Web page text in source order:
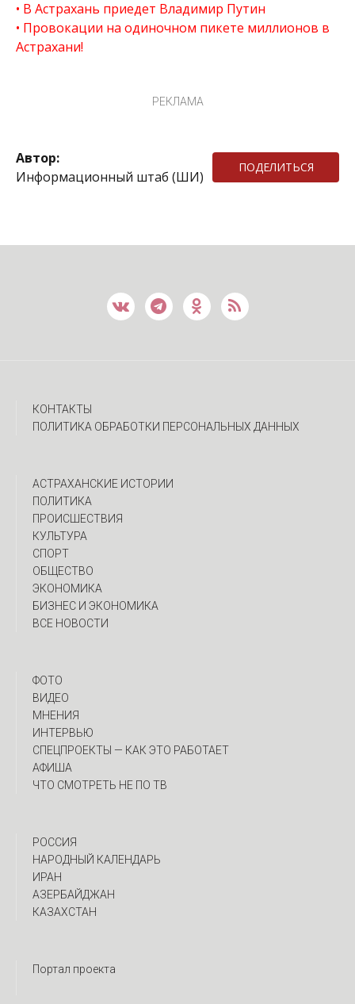
В Астрахань приедет Владимир Путин
Провокации на одиночном пикете миллионов в
Астрахани!
РЕКЛАМА
Автор:
Информационный штаб (ШИ)
ПОДЕЛИТЬСЯ
КОНТАКТЫ
ПОЛИТИКА ОБРАБОТКИ ПЕРСОНАЛЬНЫХ ДАННЫХ
АСТРАХАНСКИЕ ИСТОРИИ
ПОЛИТИКА
ПРОИСШЕСТВИЯ
КУЛЬТУРА
СПОРТ
ОБЩЕСТВО
ЭКОНОМИКА
БИЗНЕС И ЭКОНОМИКА
ВСЕ НОВОСТИ
ФОТО
ВИДЕО
МНЕНИЯ
ИНТЕРВЬЮ
CПЕЦПРОЕКТЫ — КАК ЭТО РАБОТАЕТ
АФИША
ЧТО СМОТРЕТЬ НЕ ПО ТВ
РОССИЯ
НАРОДНЫЙ КАЛЕНДАРЬ
ИРАН
АЗЕРБАЙДЖАН
КАЗАХСТАН
Портал проекта